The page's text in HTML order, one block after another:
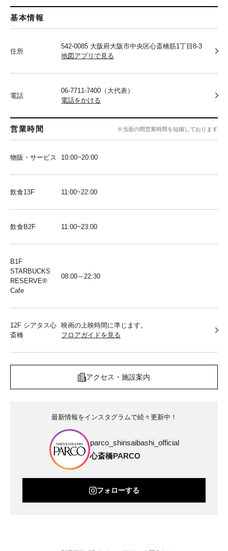
基本情報
住所
542-0085 大阪府大阪市中央区心斎橋筋1丁目8-3
地図アプリで見る
電話
06-7711-7400（大代表）
電話をかける
営業時間 ※当面の間営業時間を短縮しております
物販・サービス 10:00~20:00
飲食13F 11:00~22:00
飲食B2F 11:00~23:00
B1F
STARBUCKS
RESERVE®︎
Cafe
08:00～22:30
12F シアタス心
斎橋
映画の上映時間に準じます。
フロアガイドを見る
アクセス・施設案内
最新情報をインスタグラムで続々更新中！
parco_shinsaibashi_official
心斎橋PARCO
フォローする